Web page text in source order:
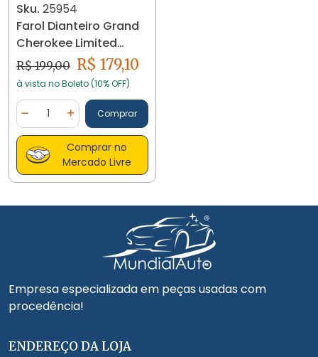
Sku. 25954
Farol Dianteiro Grand
Cherokee Limited
1996/01 25954
R$ 199,00 R$ 179,10
à vista no Boleto (10% OFF)
Diminuir Quantidade
Quantidade
Adicionar Quantidade
Comprar
Comprar no
Mercado Livre
Empresa especializada em peças usadas com
procedência!
ENDEREÇO DA LOJA